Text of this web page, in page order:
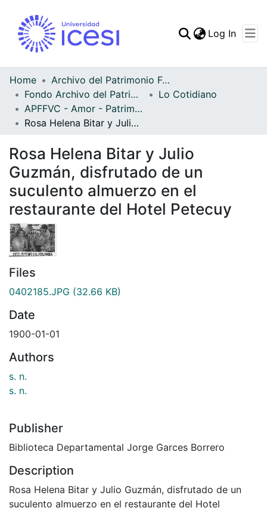
Statistics
Log In
Home
Archivo del Patrimonio Fotográfico y Fílmico del Valle del Cauca
Fondo Archivo del Patrimonio Fotográfico y Fílmico del Valle del Cauca
Lo Cotidiano
APFFVC - Amor - Patrimonial
Rosa Helena Bitar y Julio Guzmán, disfrutado de un suculento almuerzo en el restaurante del Hotel Petecuy
Rosa Helena Bitar y Julio
Guzmán, disfrutado de un
suculento almuerzo en el
restaurante del Hotel Petecuy
Files
0402185.JPG (32.66 KB)
Date
1900-01-01
Authors
s. n.
s. n.
Publisher
Biblioteca Departamental Jorge Garces Borrero
Description
Rosa Helena Bitar y Julio Guzmán, disfrutado de un
suculento almuerzo en el restaurante del Hotel